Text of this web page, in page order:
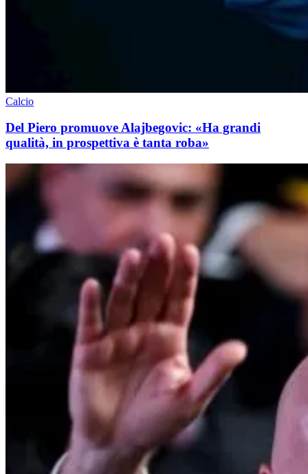
Calcio
Del Piero promuove Alajbegovic: «Ha grandi
qualità, in prospettiva è tanta roba»